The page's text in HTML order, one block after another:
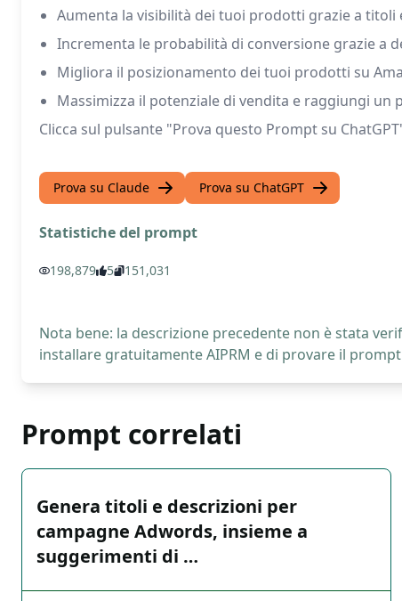
Aumenta la visibilità dei tuoi prodotti grazie a titoli
Incrementa le probabilità di conversione grazie a
Migliora il posizionamento dei tuoi prodotti su
Massimizza il potenziale di vendita e raggiungi
Clicca sul pulsante "Prova questo Prompt su
Prova su Claude Prova su ChatGPT
Statistiche del prompt
198,879 5 151,031
Nota bene: la descrizione precedente non è stata
installare gratuitamente AIPRM e di provare il
Prompt correlati
Genera titoli e descrizioni per
campagne Adwords, insieme a
suggerimenti di …